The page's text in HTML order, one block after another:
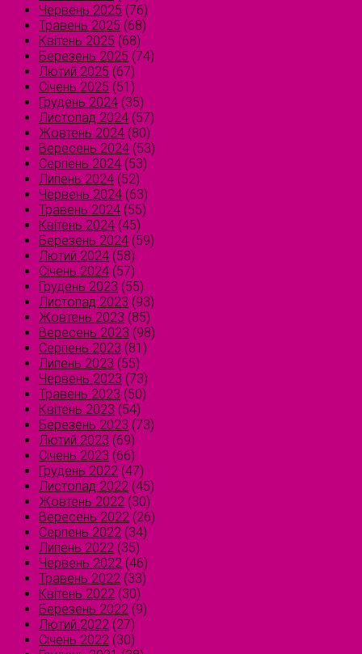
Червень 2025 (76)
Травень 2025 (68)
Квітень 2025 (68)
Березень 2025 (74)
Лютий 2025 (67)
Січень 2025 (51)
Грудень 2024 (35)
Листопад 2024 (57)
Жовтень 2024 (80)
Вересень 2024 (53)
Серпень 2024 (53)
Липень 2024 (52)
Червень 2024 (63)
Травень 2024 (55)
Квітень 2024 (45)
Березень 2024 (59)
Лютий 2024 (58)
Січень 2024 (57)
Грудень 2023 (55)
Листопад 2023 (93)
Жовтень 2023 (85)
Вересень 2023 (98)
Серпень 2023 (81)
Липень 2023 (55)
Червень 2023 (73)
Травень 2023 (50)
Квітень 2023 (54)
Березень 2023 (73)
Лютий 2023 (69)
Січень 2023 (66)
Грудень 2022 (47)
Листопад 2022 (45)
Жовтень 2022 (30)
Вересень 2022 (26)
Серпень 2022 (34)
Липень 2022 (35)
Червень 2022 (46)
Травень 2022 (33)
Квітень 2022 (30)
Березень 2022 (9)
Лютий 2022 (27)
Січень 2022 (30)